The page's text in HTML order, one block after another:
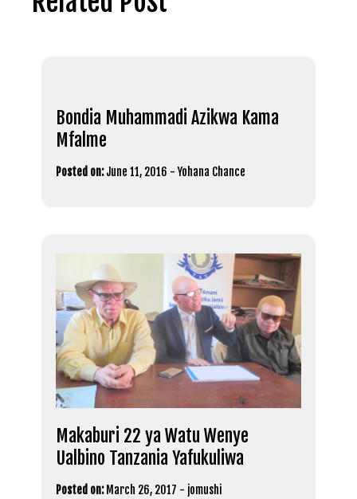
Bondia Muhammadi Azikwa Kama
Mfalme
Posted on: June 11, 2016 -Yohana Chance
Makaburi 22 ya Watu Wenye
Ualbino Tanzania Yafukuliwa
Posted on: March 26, 2017 - jomushi